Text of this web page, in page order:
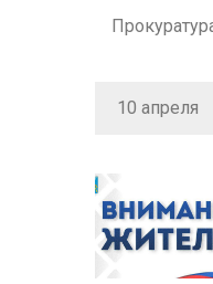
10 апреля